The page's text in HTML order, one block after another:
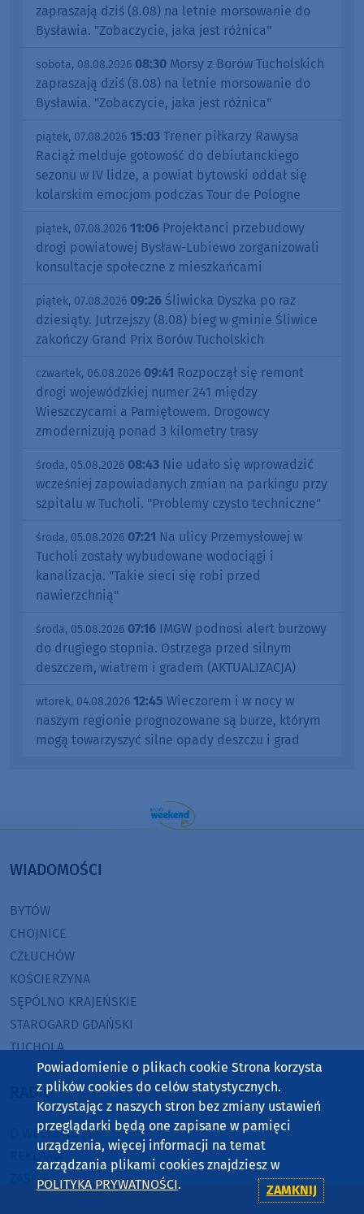
zapraszają dziś (8.08) na letnie morsowanie do
Bysławia. "Zobaczycie, jaka jest różnica"
sobota, 08.08.2026 08:30 Morsy z Borów Tucholskich
zapraszają dziś (8.08) na letnie morsowanie do
Bysławia. "Zobaczycie, jaka jest różnica"
piątek, 07.08.2026 15:03 Trener piłkarzy Rawysa
Raciąż melduje gotowość do debiutanckiego
sezonu w IV lidze, a powiat bytowski oddał się
kolarskim emocjom podczas Tour de Pologne
piątek, 07.08.2026 11:06 Projektanci przebudowy
drogi powiatowej Bysław-Lubiewo zorganizowali
konsultacje społeczne z mieszkańcami
piątek, 07.08.2026 09:26 Śliwicka Dyszka po raz
dziesiąty. Jutrzejszy (8.08) bieg w gminie Śliwice
zakończy Grand Prix Borów Tucholskich
czwartek, 06.08.2026 09:41 Rozpoczął się remont
drogi wojewódzkiej numer 241 między
Wieszczycami a Pamiętowem. Drogowcy
zmodernizują ponad 3 kilometry trasy
środa, 05.08.2026 08:43 Nie udało się wprowadzić
wcześniej zapowiadanych zmian na parkingu przy
szpitalu w Tucholi. "Problemy czysto techniczne"
środa, 05.08.2026 07:21 Na ulicy Przemysłowej w
Tucholi zostały wybudowane wodociągi i
kanalizacja. "Takie sieci się robi przed
nawierzchnią"
środa, 05.08.2026 07:16 IMGW podnosi alert burzowy
do drugiego stopnia. Ostrzega przed silnym
deszczem, wiatrem i gradem (AKTUALIZACJA)
wtorek, 04.08.2026 12:45 Wieczorem i w nocy w
naszym regionie prognozowane są burze, którym
mogą towarzyszyć silne opady deszczu i grad
WIADOMOŚCI
BYTÓW
CHOJNICE
CZŁUCHÓW
KOŚCIERZYNA
SĘPÓLNO KRAJEŃSKIE
STAROGARD GDAŃSKI
TUCHOLA
RADIO
O WEEKEND FM
REKLAMA
ZASIĘG
Powiadomienie o plikach cookie Strona korzysta
z plików cookies do celów statystycznych.
Korzystając z naszych stron bez zmiany ustawień
przeglądarki będą one zapisane w pamięci
urządzenia, więcej informacji na temat
zarządzania plikami cookies znajdziesz w
POLITYKA PRYWATNOŚCI. ZAMKNIJ